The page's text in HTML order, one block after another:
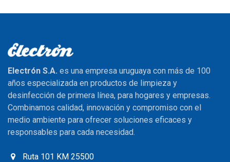
Electrón S.A. es una empresa uruguaya con más de 100
años especializada en productos de limpieza y
desinfección de primera línea, para hogares y empresas.
Combinamos calidad, innovación y compromiso con el
medio ambiente para ofrecer soluciones eficaces y
responsables para cada necesidad.
Ruta 101 KM 25500